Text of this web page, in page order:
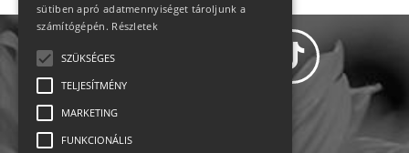
sütiben apró adatmennyiséget tároljunk a
számítógépén. Részletek
SZÜKSÉGES
TELJESÍTMÉNY
MARKETING
FUNKCIONÁLIS